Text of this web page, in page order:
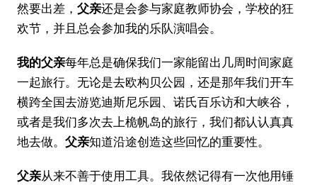
然要出差， 父亲还是会参与家庭教师协会，学校的狂
欢节，并且总会参加我的乐队演唱会。
我的父亲每年总是确保我们一家能留出几周时间家庭
一起旅行。无论是去欧构贝公园，还是那年我们开车
横跨全国去游览迪斯尼乐园、诺氏百乐访和大峡谷，
或者是我们多次去上桅帆岛的旅行，我们都认认真真
地去做。 父亲知道沿途创造这些回忆的重要性。
父亲从来不善于使用工具。我依然记得有一次他用锤